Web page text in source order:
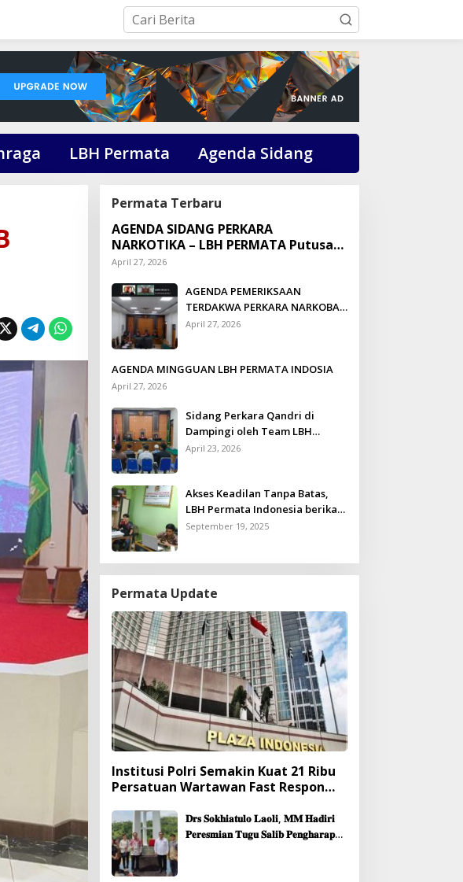
LBH Permata Agenda Sidang
Permata Terbaru
AGENDA SIDANG PERKARA
NARKOTIKA – LBH PERMATA Putusan:
Dikson Simbolon Divonis 3 Tahun
April 27, 2026
AGENDA PEMERIKSAAN
TERDAKWA PERKARA NARKOBA
DI PENGADILAN TALUK
April 27, 2026
AGENDA MINGGUAN LBH PERMATA INDOSIA
April 27, 2026
Sidang Perkara Qandri di
Dampingi oleh Team LBH
Permata Indonesia
April 23, 2026
Akses Keadilan Tanpa Batas,
LBH Permata Indonesia berikan
Layanan Konsultasi Hukum
September 19, 2025
Permata Update
Institusi Polri Semakin Kuat 21 Ribu
Persatuan Wartawan Fast Respon
𝐃𝐫𝐬 𝐒𝐨𝐤𝐡𝐢𝐚𝐭𝐮𝐥𝐨 𝐋𝐚𝐨𝐥𝐢, 𝐌𝐌 𝐇𝐚𝐝𝐢𝐫𝐢
𝐏𝐞𝐫𝐞𝐬𝐦𝐢𝐚𝐧 𝐓𝐮𝐠𝐮 𝐒𝐚𝐥𝐢𝐛 𝐏𝐞𝐧𝐠𝐡𝐚𝐫𝐚𝐩𝐚𝐧